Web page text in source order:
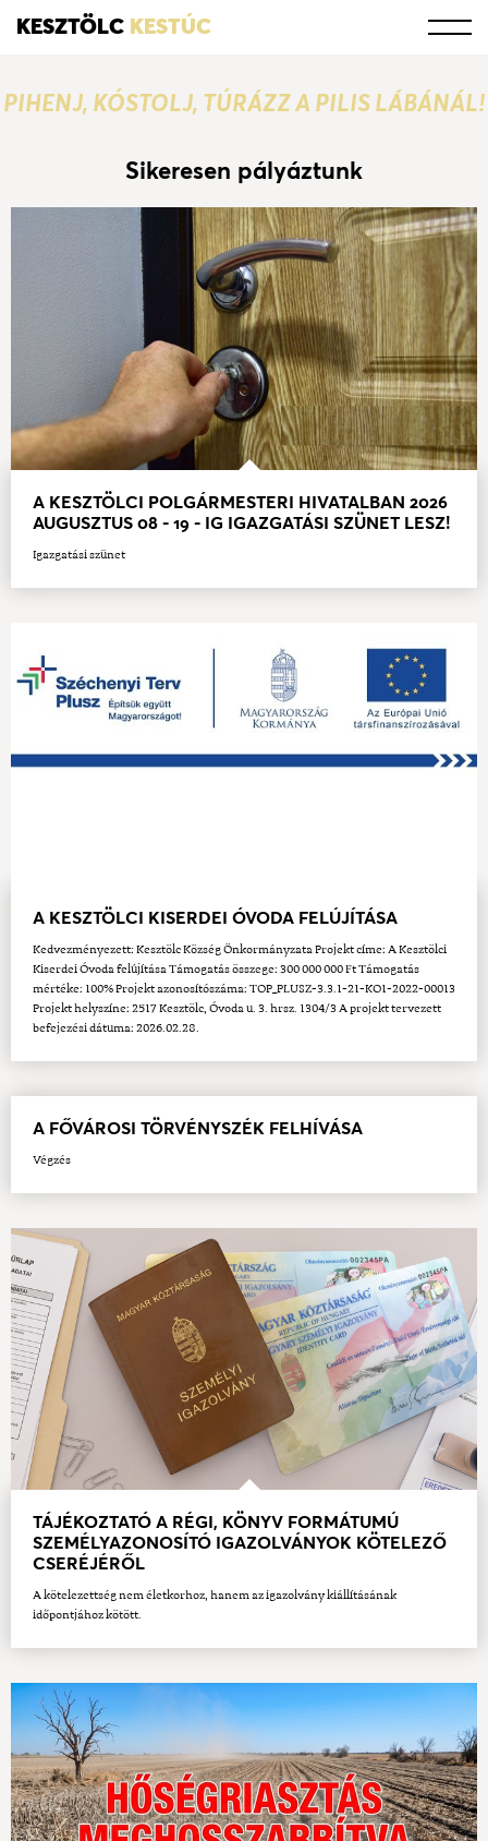
KESZTÖLC KESTÚC
PIHENJ, KÓSTOLJ, TÚRÁZZ A PILIS LÁBÁNÁL!
Sikeresen pályáztunk
A KESZTÖLCI POLGÁRMESTERI HIVATALBAN 2026
AUGUSZTUS 08 - 19 - IG IGAZGATÁSI SZÜNET LESZ!
Igazgatási szünet
A KESZTÖLCI KISERDEI ÓVODA FELÚJÍTÁSA
Kedvezményezett: Kesztölc Község Önkormányzata Projekt címe: A Kesztölci
Kiserdei Óvoda felújítása Támogatás összege: 300 000 000 Ft Támogatás
mértéke: 100% Projekt azonosítószáma: TOP_PLUSZ-3.3.1-21-KO1-2022-00013
Projekt helyszíne: 2517 Kesztölc, Óvoda u. 3. hrsz. 1304/3 A projekt tervezett
befejezési dátuma: 2026.02.28.
A FŐVÁROSI TÖRVÉNYSZÉK FELHÍVÁSA
Végzés
TÁJÉKOZTATÓ A RÉGI, KÖNYV FORMÁTUMÚ
SZEMÉLYAZONOSÍTÓ IGAZOLVÁNYOK KÖTELEZŐ
CSERÉJÉRŐL
A kötelezettség nem életkorhoz, hanem az igazolvány kiállításának
időpontjához kötött.